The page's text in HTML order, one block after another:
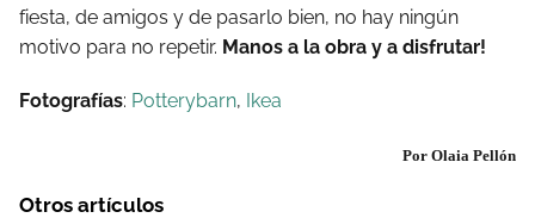
fiesta, de amigos y de pasarlo bien, no hay ningún
motivo para no repetir. Manos a la obra y a disfrutar!
Fotografías: Potterybarn, Ikea
Por Olaia Pellón
Otros artículos